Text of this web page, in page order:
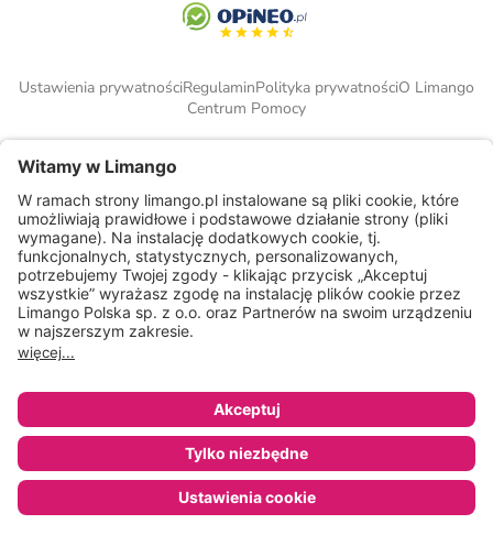
Ustawienia prywatnościRegulaminPolityka prywatnościO Limango
Centrum Pomocy